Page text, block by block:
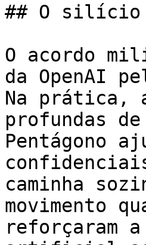
## O silício
O acordo
da OpenAI
Na prática, a
profundas
Pentágono
caminha
movimento
reforçaram